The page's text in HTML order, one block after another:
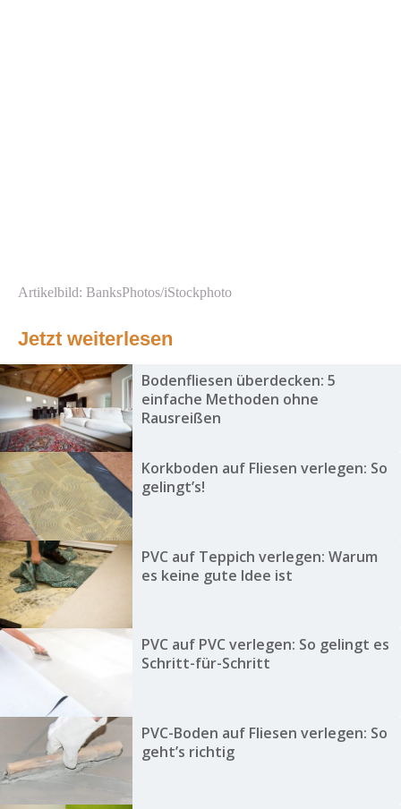
Artikelbild: BanksPhotos/iStockphoto
Jetzt weiterlesen
Bodenfliesen überdecken: 5
einfache Methoden ohne
Rausreißen
Korkboden auf Fliesen verlegen: So
gelingt’s!
PVC auf Teppich verlegen: Warum
es keine gute Idee ist
PVC auf PVC verlegen: So gelingt es
Schritt-für-Schritt
PVC-Boden auf Fliesen verlegen: So
geht’s richtig